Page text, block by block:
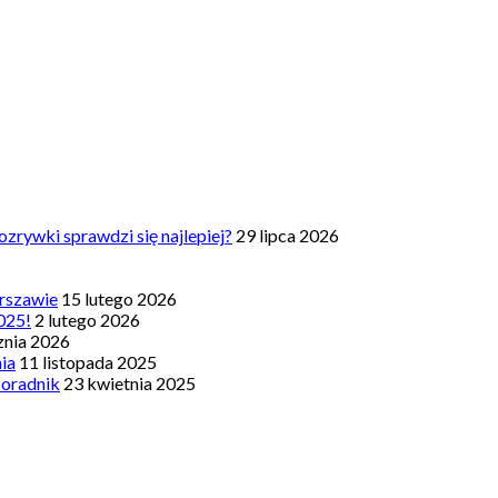
sprawdzi się najlepiej? 29 lipca 2026
15 lutego 2026
2 lutego 2026
2026
11 listopada 2025
23 kwietnia 2025